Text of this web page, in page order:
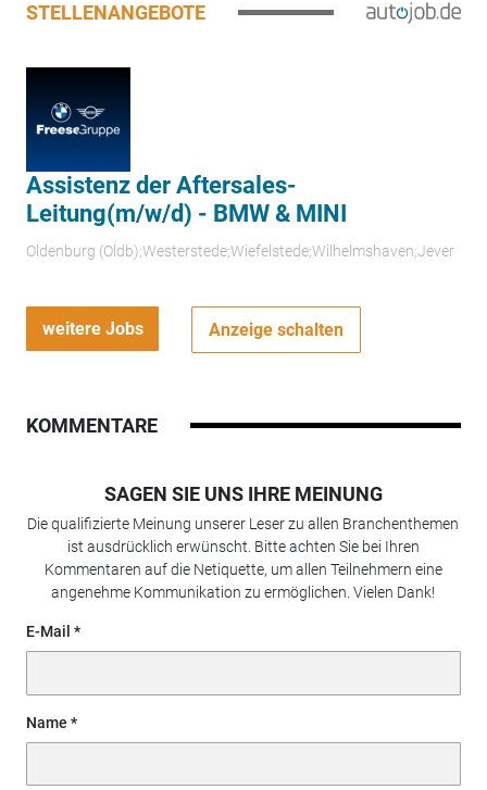
STELLENANGEBOTE
Assistenz der Aftersales-
Leitung(m/w/d) - BMW & MINI
Oldenburg (Oldb);Westerstede;Wiefelstede;Wilhelmshaven;Jever
weitere Jobs Anzeige schalten
KOMMENTARE
SAGEN SIE UNS IHRE MEINUNG
Die qualifizierte Meinung unserer Leser zu allen Branchenthemen
ist ausdrücklich erwünscht. Bitte achten Sie bei Ihren
Kommentaren auf die Netiquette, um allen Teilnehmern eine
angenehme Kommunikation zu ermöglichen. Vielen Dank!
E-Mail
Name